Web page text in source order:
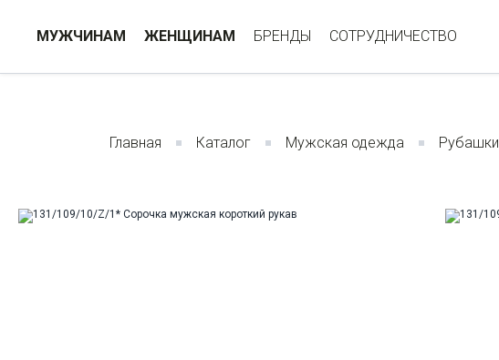
МУЖЧИНАМ ЖЕНЩИНАМ БРЕНДЫ СОТРУДНИЧЕСТВО
Главная Каталог Мужская одежда Рубашки